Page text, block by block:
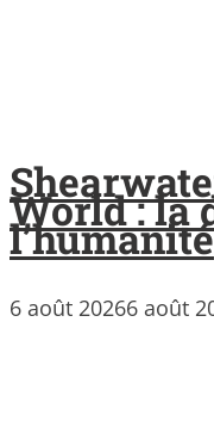
World : la
l’humanité
6 août 20266 août